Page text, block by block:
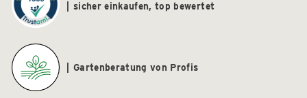
sicher einkaufen, top bewertet
Gartenberatung von Profis